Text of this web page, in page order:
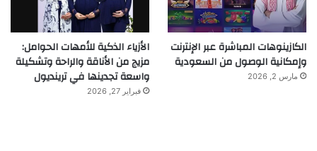
الكازينوهات المباشرة عبر الإنترنت
وإمكانية الوصول من السعودية
مارس 2, 2026
الأزياء الذكية للأمهات الحوامل:
مزيج من الأناقة والراحة وتشكيلة
واسعة تجدينها في ترينديول
فبراير 27, 2026